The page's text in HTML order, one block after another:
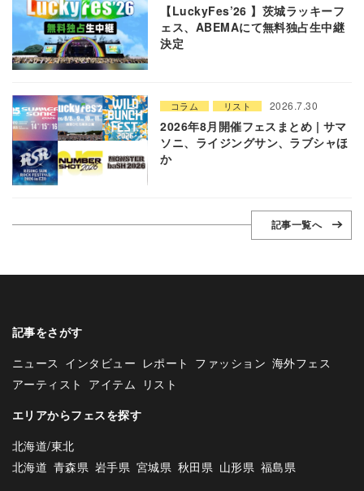
【LuckyFes’26 】茨城ラッキーフ
ェス、ABEMAにて無料独占生中継
決定
コラム リスト 2026.7.30
2026年8月開催フェスまとめ | サマ
ソニ、ライジングサン、ラブシャほ
か
記事一覧へ
記事をさがす
ニュース インタビュー レポート ファッション 海外フェス
アーティスト アイテム リスト
エリアからフェスを探す
北海道/東北
北海道 青森県 岩手県 宮城県 秋田県 山形県 福島県